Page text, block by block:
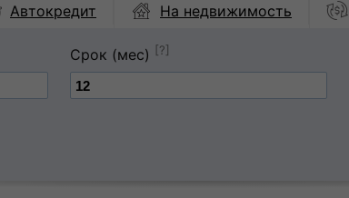
Автокредит На недвижимость
Срок (мес) [?]